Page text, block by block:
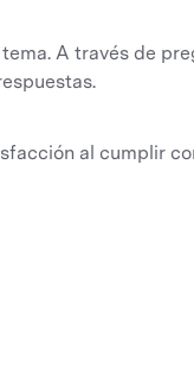
A través de
al cumplir